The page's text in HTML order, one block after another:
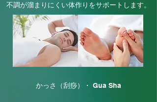
不調が溜まりにくい体作りをサポートします。
かっさ（刮痧）・ Gua Sha